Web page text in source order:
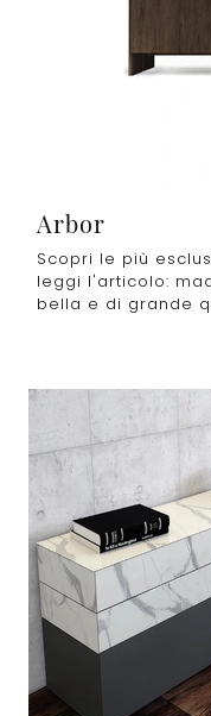
Arbor
Scopri le più
leggi l'articolo:
bella e di grande